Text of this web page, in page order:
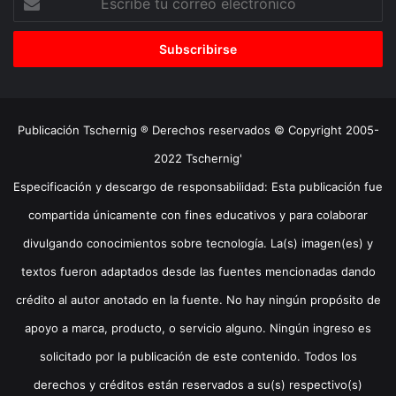
correo
Publicación Tschernig ® Derechos reservados © Copyright 2005-
2022 Tschernig'
Especificación y descargo de responsabilidad: Esta publicación fue
compartida únicamente con fines educativos y para colaborar
divulgando conocimientos sobre tecnología. La(s) imagen(es) y
textos fueron adaptados desde las fuentes mencionadas dando
crédito al autor anotado en la fuente. No hay ningún propósito de
apoyo a marca, producto, o servicio alguno. Ningún ingreso es
solicitado por la publicación de este contenido. Todos los
derechos y créditos están reservados a su(s) respectivo(s)